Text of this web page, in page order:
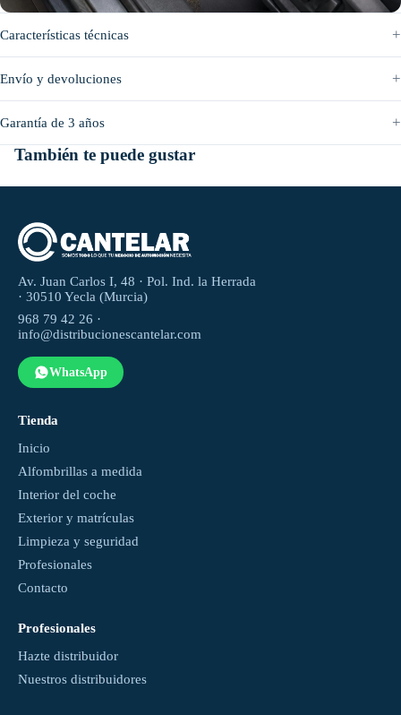
Después
Características técnicas
Envío y devoluciones
Garantía de 3 años
También te puede gustar
Av. Juan Carlos I, 48 · Pol. Ind. la Herrada
· 30510 Yecla (Murcia)
968 79 42 26 ·
info@distribucionescantelar.com
WhatsApp
Tienda
Inicio
Alfombrillas a medida
Interior del coche
Exterior y matrículas
Limpieza y seguridad
Profesionales
Contacto
Profesionales
Hazte distribuidor
Nuestros distribuidores